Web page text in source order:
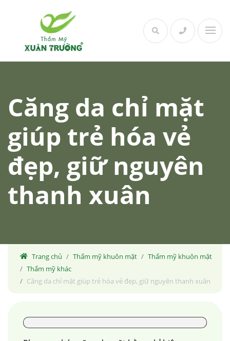
Căng da chỉ mặt
giúp trẻ hóa vẻ
đẹp, giữ nguyên
thanh xuân
Trang chủ Thẩm mỹ khuôn mặt
Thẩm mỹ khuôn mặt
Thẩm mỹ khác
Căng da chỉ mặt giúp trẻ hóa vẻ đẹp, giữ nguyên thanh xuân